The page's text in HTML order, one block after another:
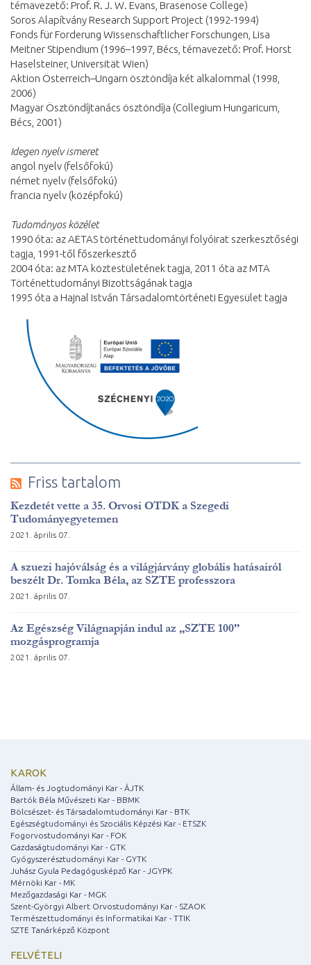
témavezető: Prof. R. J. W. Evans, Brasenose College)
Soros Alapítvány Research Support Project (1992-1994)
Fonds für Forderung Wissenschaftlicher Forschungen, Lisa
Meitner Stipendium (1996–1997, Bécs, témavezető: Prof. Horst
Haselsteiner, Universität Wien)
Aktion Österreich–Ungarn ösztöndíja két alkalommal (1998,
2006)
Magyar Ösztöndíjtanács ösztöndíja (Collegium Hungaricum,
Bécs, 2001)
Idegen nyelv ismeret
angol nyelv (felsőfokú)
német nyelv (felsőfokú)
francia nyelv (középfokú)
Tudományos közélet
1990 óta: az AETAS történettudományi folyóirat szerkesztőségi
tagja, 1991-től főszerkesztő
2004 óta: az MTA köztestületének tagja, 2011 óta az MTA
Történettudományi Bizottságának tagja
1995 óta a Hajnal István Társadalomtörténeti Egyesület tagja
Friss tartalom
Kezdetét vette a 35. Orvosi OTDK a Szegedi
Tudományegyetemen
2021. április 07.
A szuezi hajóválság és a világjárvány globális hatásairól
beszélt Dr. Tomka Béla, az SZTE professzora
2021. április 07.
Az Egészség Világnapján indul az „SZTE 100”
mozgásprogramja
2021. április 07.
KAROK
Állam- és Jogtudományi Kar - ÁJTK
Bartók Béla Művészeti Kar - BBMK
Bölcsészet- és Társadalomtudományi Kar - BTK
Egészségtudományi és Szociális Képzési Kar - ETSZK
Fogorvostudományi Kar - FOK
Gazdaságtudományi Kar - GTK
Gyógyszerésztudományi Kar - GYTK
Juhász Gyula Pedagógusképző Kar - JGYPK
Mérnöki Kar - MK
Mezőgazdasági Kar - MGK
Szent-Györgyi Albert Orvostudományi Kar - SZAOK
Természettudományi és Informatikai Kar - TTIK
SZTE Tanárképző Központ
FELVÉTELI